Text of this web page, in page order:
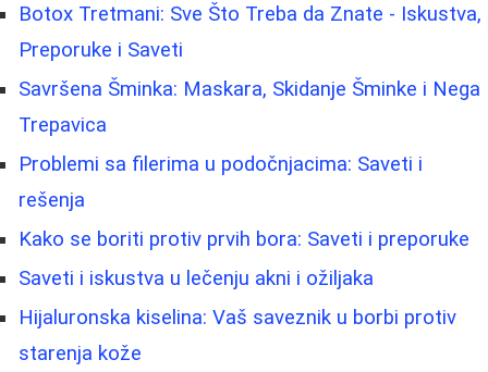
Botox Tretmani: Sve Što Treba da Znate - Iskustva,
Preporuke i Saveti
Savršena Šminka: Maskara, Skidanje Šminke i Nega
Trepavica
Problemi sa filerima u podočnjacima: Saveti i
rešenja
Kako se boriti protiv prvih bora: Saveti i preporuke
Saveti i iskustva u lečenju akni i ožiljaka
Hijaluronska kiselina: Vaš saveznik u borbi protiv
starenja kože